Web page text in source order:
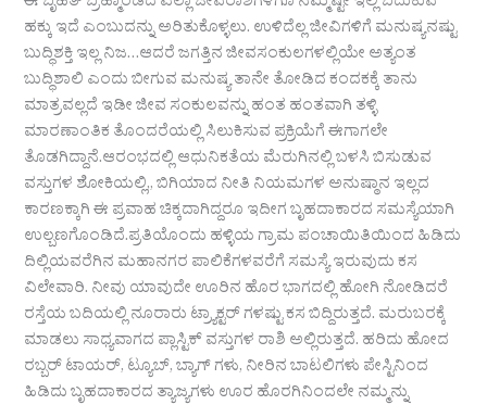
ಹಕ್ಕು ಇದೆ ಎಂಬುದನ್ನು ಅರಿತುಕೊಳ್ಳಲು. ಉಳಿದೆಲ್ಲ ಜೀವಿಗಳಿಗೆ ಮನುಷ್ಯನಷ್ಟು
ಬುದ್ಧಿಶಕ್ತಿ ಇಲ್ಲ ನಿಜ…ಆದರೆ ಜಗತ್ತಿನ ಜೀವಸಂಕುಲಗಳಲ್ಲಿಯೇ ಅತ್ಯಂತ
ಬುದ್ಧಿಶಾಲಿ ಎಂದು ಬೀಗುವ ಮನುಷ್ಯ ತಾನೇ ತೋಡಿದ ಕಂದಕಕ್ಕೆ ತಾನು
ಮಾತ್ರವಲ್ಲದೆ ಇಡೀ ಜೀವ ಸಂಕುಲವನ್ನು ಹಂತ ಹಂತವಾಗಿ ತಳ್ಳಿ
ಮಾರಣಾಂತಿಕ ತೊಂದರೆಯಲ್ಲಿ ಸಿಲುಕಿಸುವ ಪ್ರಕ್ರಿಯೆಗೆ ಈಗಾಗಲೇ
ತೊಡಗಿದ್ದಾನೆ.ಆರಂಭದಲ್ಲಿ ಆಧುನಿಕತೆಯ ಮೆರುಗಿನಲ್ಲಿ ಬಳಸಿ ಬಿಸುಡುವ
ವಸ್ತುಗಳ ಶೋಕಿಯಲ್ಲಿ,, ಬಿಗಿಯಾದ ನೀತಿ ನಿಯಮಗಳ ಅನುಷ್ಠಾನ ಇಲ್ಲದ
ಕಾರಣಕ್ಕಾಗಿ ಈ ಪ್ರವಾಹ ಚಿಕ್ಕದಾಗಿದ್ದರೂ ಇದೀಗ ಬೃಹದಾಕಾರದ ಸಮಸ್ಯೆಯಾಗಿ
ಉಲ್ಬಣಗೊಂಡಿದೆ.ಪ್ರತಿಯೊಂದು ಹಳ್ಳಿಯ ಗ್ರಾಮ ಪಂಚಾಯಿತಿಯಿಂದ ಹಿಡಿದು
ದಿಲ್ಲಿಯವರೆಗಿನ ಮಹಾನಗರ ಪಾಲಿಕೆಗಳವರೆಗೆ ಸಮಸ್ಯೆ ಇರುವುದು ಕಸ
ವಿಲೇವಾರಿ. ನೀವು ಯಾವುದೇ ಊರಿನ ಹೊರ ಭಾಗದಲ್ಲಿ ಹೋಗಿ ನೋಡಿದರೆ
ರಸ್ತೆಯ ಬದಿಯಲ್ಲಿ ನೂರಾರು ಟ್ರ್ಯಾಕ್ಟರ್ ಗಳಷ್ಟು ಕಸ ಬಿದ್ದಿರುತ್ತದೆ. ಮರುಬರಕ್ಕೆ
ಮಾಡಲು ಸಾಧ್ಯವಾಗದ ಪ್ಲಾಸ್ಟಿಕ್ ವಸ್ತುಗಳ ರಾಶಿ ಅಲ್ಲಿರುತ್ತದೆ. ಹರಿದು ಹೋದ
ರಬ್ಬರ್ ಟಾಯರ್, ಟ್ಯೂಬ್, ಬ್ಯಾಗ್ ಗಳು, ನೀರಿನ ಬಾಟಲಿಗಳು ಪೇಸ್ಟಿನಿಂದ
ಹಿಡಿದು ಬೃಹದಾಕಾರದ ತ್ಯಾಜ್ಯಗಳು ಊರ ಹೊರಗಿನಿಂದಲೇ ನಮ್ಮನ್ನು